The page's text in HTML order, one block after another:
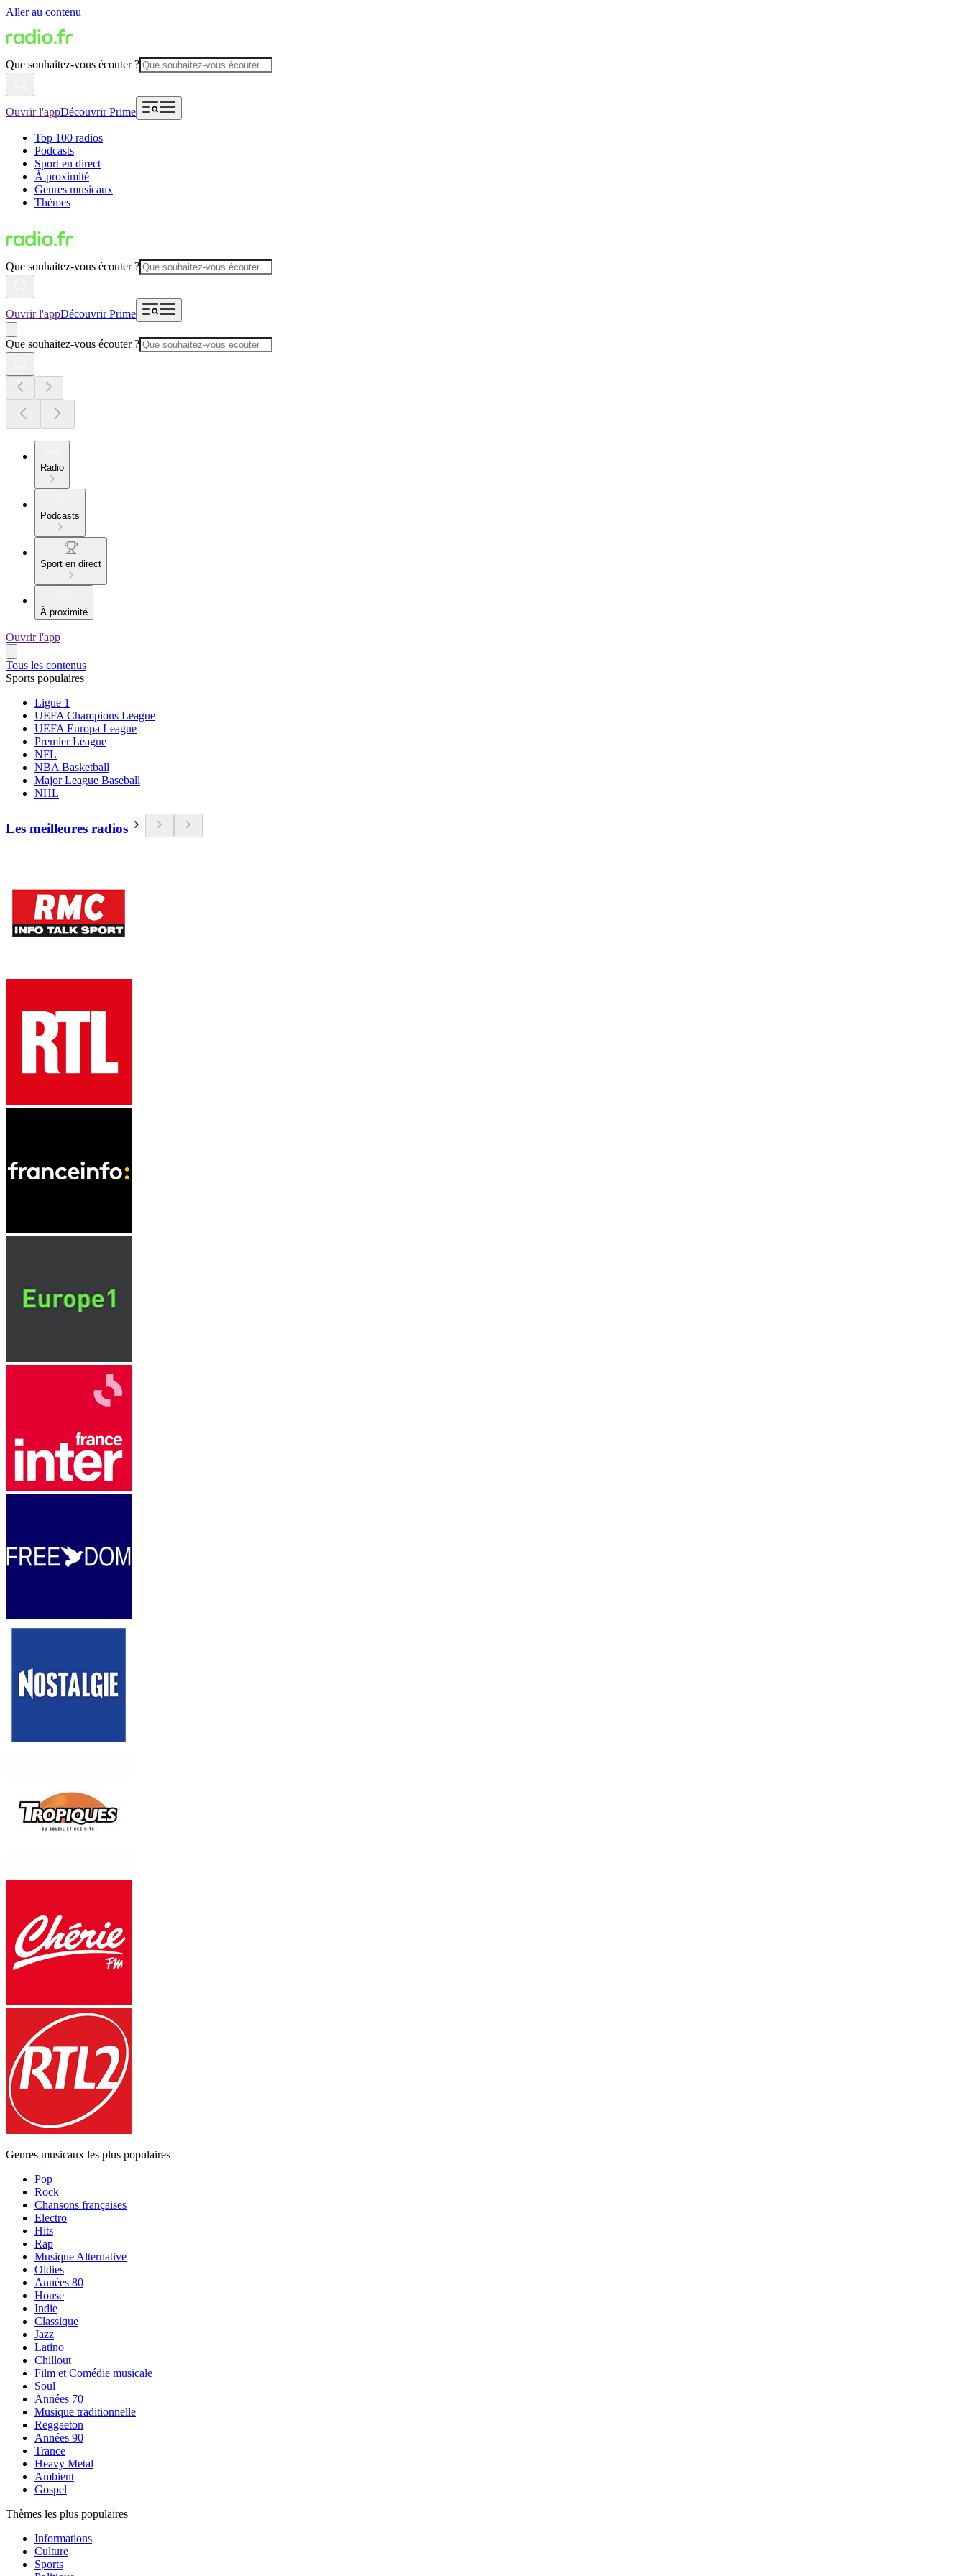
Aller au contenu
Que souhaitez-vous écouter ?
Ouvrir l'appDécouvrir Prime
Top 100 radios
Podcasts
Sport en direct
À proximité
Genres musicaux
Thèmes
Que souhaitez-vous écouter ?
Ouvrir l'appDécouvrir Prime
Que souhaitez-vous écouter ?
Radio
Podcasts
Sport en direct
À proximité
Ouvrir l'app
Tous les contenus
Sports populaires
Ligue 1
UEFA Champions League
UEFA Europa League
Premier League
NFL
NBA Basketball
Major League Baseball
NHL
Les meilleures radios
Genres musicaux les plus populaires
Pop
Rock
Chansons françaises
Electro
Hits
Rap
Musique Alternative
Oldies
Années 80
House
Indie
Classique
Jazz
Latino
Chillout
Film et Comédie musicale
Soul
Années 70
Musique traditionnelle
Reggaeton
Années 90
Trance
Heavy Metal
Ambient
Gospel
Thèmes les plus populaires
Informations
Culture
Sports